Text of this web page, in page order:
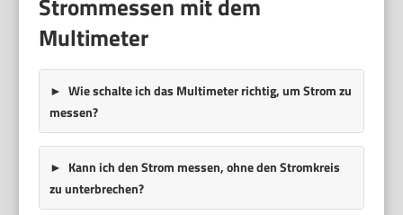
Strommessen mit dem
Multimeter
Wie schalte ich das Multimeter richtig, um Strom zu
messen?
Kann ich den Strom messen, ohne den Stromkreis
zu unterbrechen?